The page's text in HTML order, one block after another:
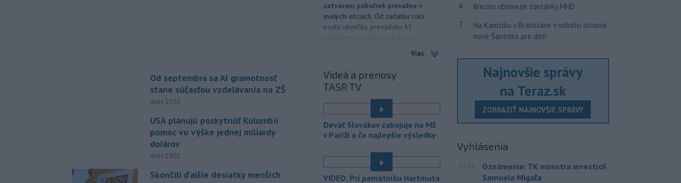
Od septembra sa AI gramotnosť
stane súčasťou vzdelávania na ZŠ
dnes 10:53
USA plánujú poskytnúť Kolumbii
pomoc vo výške jednej miliardy
dolárov
dnes 10:02
Skončili ďalšie desiatky menších
zatváraní pobočiek prevažne v
malých obciach. Od začiatku roka
trvalo ukončilo prevádzku 41
fungovali nad rámec poštovej licencie.
spozorovali päť tiel na mieste, kde
minulýrok zmizli piati horolezci,
uviedli v sobotu tamojšie orgány.
TASR o tom informuje podľa správy
agentúry Reuters.
10:47 - Senát Spojených štátov v
spravodlivosti. Blanche
bol poverený vedením tohto rezortu
Viac
Videá a prenosy
TASR TV
Deväť Slovákov zabojuje na ME
v Paríži o čo najlepšie výsledky
VIDEO: Pri pamätníku Hartmuta
6 Brezno obnovuje zastávky MHD
7
Na Kamzíku v Bratislave v sobotu otvoria
nové Šantisko pre deti
Najnovšie správy
na Teraz.sk
ZOBRAZIŤ NAJNOVŠIE SPRÁVY
Vyhlásenia
17:32
Oznámenie: TK ministra investícií
Samuela Migaľa